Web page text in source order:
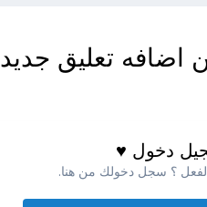
تعليق جديد
دخول ♥
؟ سجل دخولك من هنا.